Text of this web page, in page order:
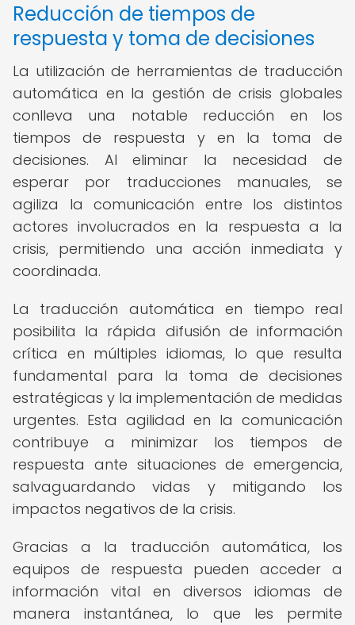
Reducción de tiempos de
respuesta y toma de decisiones
La utilización de herramientas de traducción
automática en la gestión de crisis globales
conlleva una notable reducción en los
tiempos de respuesta y en la toma de
decisiones. Al eliminar la necesidad de
esperar por traducciones manuales, se
agiliza la comunicación entre los distintos
actores involucrados en la respuesta a la
crisis, permitiendo una acción inmediata y
coordinada.
La traducción automática en tiempo real
posibilita la rápida difusión de información
crítica en múltiples idiomas, lo que resulta
fundamental para la toma de decisiones
estratégicas y la implementación de medidas
urgentes. Esta agilidad en la comunicación
contribuye a minimizar los tiempos de
respuesta ante situaciones de emergencia,
salvaguardando vidas y mitigando los
impactos negativos de la crisis.
Gracias a la traducción automática, los
equipos de respuesta pueden acceder a
información vital en diversos idiomas de
manera instantánea, lo que les permite